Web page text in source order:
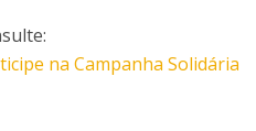
na Campanha Solidária